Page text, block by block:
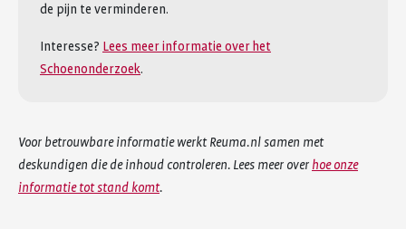
de pijn te verminderen.
Interesse? Lees meer informatie over het
Schoenonderzoek.
Voor betrouwbare informatie werkt Reuma.nl samen met
deskundigen die de inhoud controleren. Lees meer over hoe onze
informatie tot stand komt.